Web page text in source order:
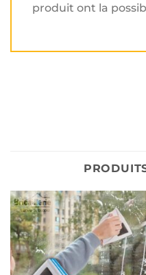
produit ont la